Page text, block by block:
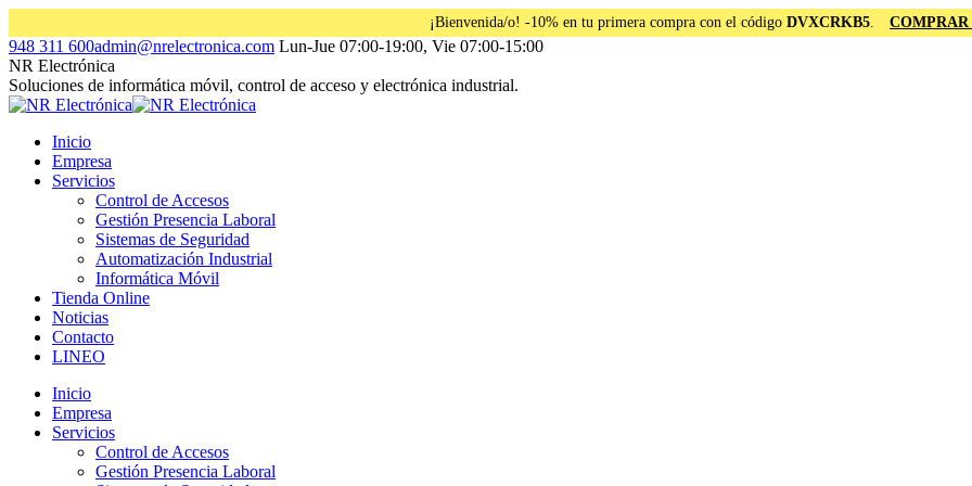
¡Bienvenida/o! -10% en tu primera compra con el código DVXCRKB5.
Saltar
al
contenido
Facebook
page
opens
in
window
Instagram
page
opens
in
window
Linkedin
page
opens
in
window
948 311 600admin@nrelectronica.com Lun-Jue 07:00-19:00, Vie 07:00-15:00
NR Electrónica
Soluciones de informática móvil, control de acceso y electrónica industrial.
Inicio
Empresa
Servicios
Control de Accesos
Gestión Presencia Laboral
Sistemas de Seguridad
Automatización Industrial
Informática Móvil
Tienda Online
Noticias
Contacto
LINEO
Inicio
Empresa
Servicios
Control de Accesos
Gestión Presencia Laboral